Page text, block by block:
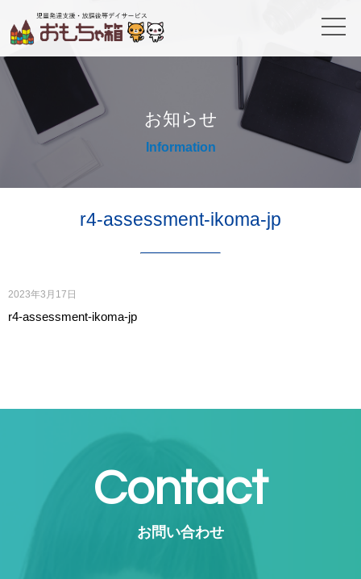
お知らせ
Information
r4-assessment-ikoma-jp
2023年3月17日
r4-assessment-ikoma-jp
Contact
お問い合わせ